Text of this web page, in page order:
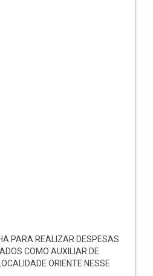
PARA REALIZAR DESPESAS
COMO AUXILIAR DE
ORIENTE NESSE